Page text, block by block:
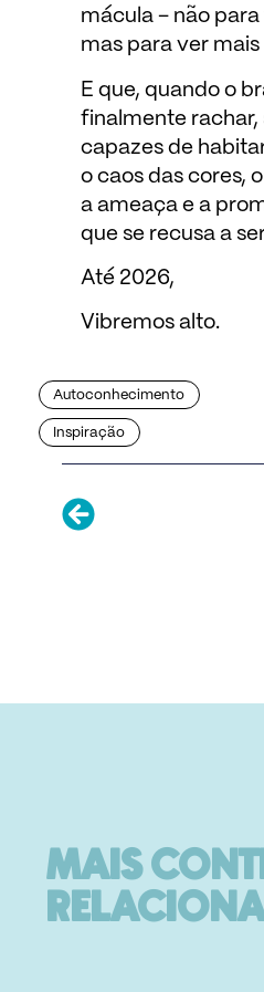
mácula – não para
mas para ver
E que, quando o
finalmente rachar,
capazes de
o caos das cores,
a ameaça e a
que se recusa a
Até 2026,
Vibremos alto.
Autoconhecimento
Inspiração
MAIS